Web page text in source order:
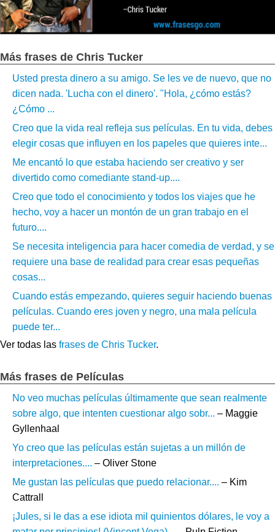
Más frases de Chris Tucker
Usted presta dinero a su amigo. Se les ve de nuevo, que no
dicen nada. 'Lucha con el dinero'. "Hola, ¿cómo estás?
¿Cómo ...
Creo que la vida real refleja sus películas. En tu vida, debes
elegir cosas que influyen en los papeles que quieres inte...
Me encantó lo que estaba haciendo ser creativo y ser
divertido como comediante stand-up....
Creo que todo el conocimiento y todos los viajes que he
hecho, voy a hacer un montón de un gran trabajo en el
futuro....
Se necesita inteligencia para hacer comedia de verdad, y se
requiere una base de realidad para crear esas pequeñas
cosas...
Cuando estás empezando, quieres seguir haciendo buenas
películas. Cuando eres joven y negro, una mala película
puede ter...
Ver todas las frases de Chris Tucker.
Más frases de Películas
No veo muchas películas últimamente que sean realmente
sobre algo, que intenten cuestionar algo sobr... – Maggie
Gyllenhaal
Yo creo que las películas están sujetas a un millón de
interpretaciones.... – Oliver Stone
Me gustan las películas que puedo relacionar.... – Kim
Cattrall
¡Jules, si le das a ese idiota mil quinientos dólares, le voy a